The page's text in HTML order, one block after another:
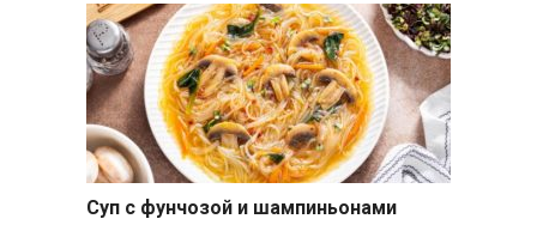
Суп с фунчозой и шампиньонами